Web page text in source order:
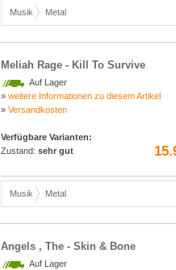
Musik Metal
Meliah Rage - Kill To Survive
Auf Lager
» weitere Informationen zu diesem Artikel
» Versandkosten
Verfügbare Varianten:
Zustand: sehr gut
Musik Metal
Angels , The - Skin & Bone
Auf Lager